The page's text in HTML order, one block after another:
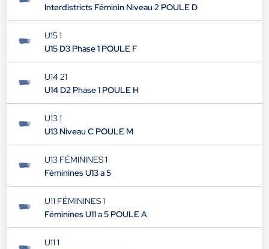
Interdistricts Féminin Niveau 2 POULE D
U15 1
U15 D3 Phase 1 POULE F
U14 21
U14 D2 Phase 1 POULE H
U13 1
U13 Niveau C POULE M
U13 FÉMININES 1
Féminines U13 a 5
U11 FÉMININES 1
Féminines U11 a 5 POULE A
U11 1